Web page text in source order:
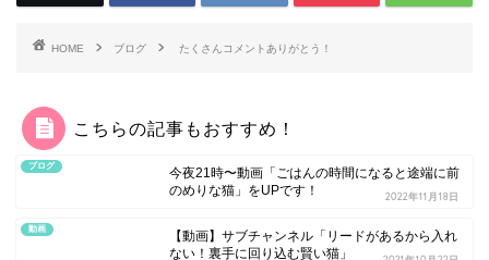
HOME ブログ たくさんコメントありがとう！
こちらの記事もおすすめ！
ブログ
今夜21時〜動画「ごはんの時間になると途端に前
のめりな猫」をUPです！
2022年11月18日
動画
【動画】サブチャンネル「リードがあるから入れ
ない！裏手に回り込む賢い猫」